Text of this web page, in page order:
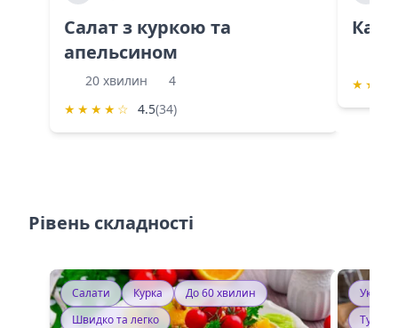
Салат з куркою та
апельсином
20 хвилин
4
★ ★ ★ ★ ☆ 4.5(34)
★ ★
Рівень складності
Салати Курка
До 60 хвилин
Швидко та легко